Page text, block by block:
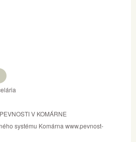
V KOMÁRNE
systému Komárna www.pevnost-